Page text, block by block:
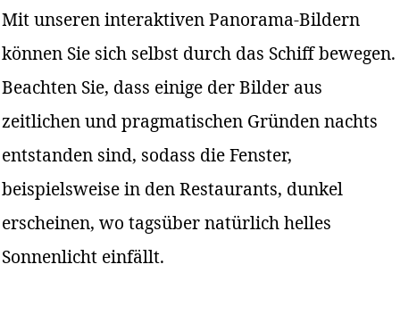
Mit unseren interaktiven Panorama-Bildern
können Sie sich selbst durch das Schiff bewegen.
Beachten Sie, dass einige der Bilder aus
zeitlichen und pragmatischen Gründen nachts
entstanden sind, sodass die Fenster,
beispielsweise in den Restaurants, dunkel
erscheinen, wo tagsüber natürlich helles
Sonnenlicht einfällt.